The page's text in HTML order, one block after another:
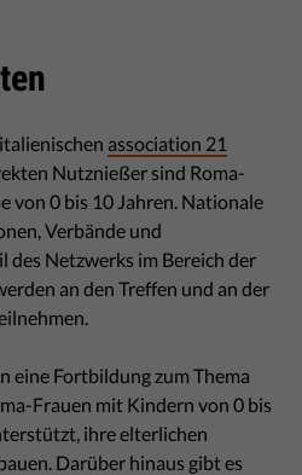
association 21
Nutznießer sind Roma-
von 0 bis 10 Jahren. Nationale
Verbände und
des Netzwerks im Bereich der
an den Treffen und an der
eine Fortbildung zum Thema
Frauen mit Kindern von 0 bis
ihre elterlichen
Darüber hinaus gibt es